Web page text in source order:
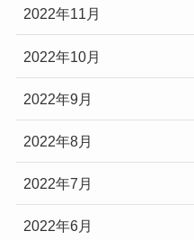
2022年11月
2022年10月
2022年9月
2022年8月
2022年7月
2022年6月